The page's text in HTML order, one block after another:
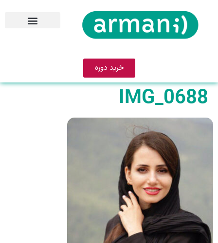
خرید دوره
IMG_0688